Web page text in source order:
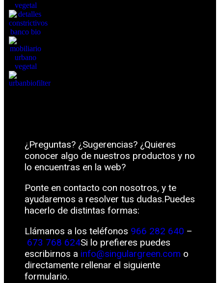
¿Preguntas? ¿Sugerencias? ¿Quieres
conocer algo de nuestros productos y no
lo encuentras en la web?
Ponte en contacto con nosotros, y te
ayudaremos a resolver tus dudas.Puedes
hacerlo de distintas formas:
Llámanos a los teléfonos 966 282 640 –
673 768 624Si lo prefieres puedes
escribirnos a info@singulargreen.com o
directamente rellenar el siguiente
formulario.